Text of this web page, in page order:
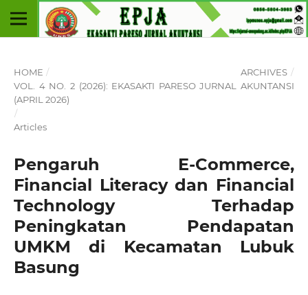
HOME / ARCHIVES /
VOL. 4 NO. 2 (2026): EKASAKTI PARESO JURNAL AKUNTANSI
(APRIL 2026)
/
Articles
Pengaruh E-Commerce,
Financial Literacy dan Financial
Technology Terhadap
Peningkatan Pendapatan
UMKM di Kecamatan Lubuk
Basung